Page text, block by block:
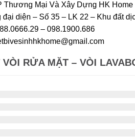
Thương Mại Và Xây Dựng HK Home
đại diện – Số 35 – LK 22 – Khu đất
– 098.1900.686
VÒI RỬA MẶT – VÒI